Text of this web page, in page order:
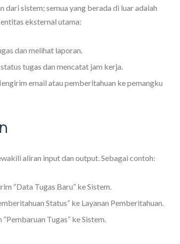
dari sistem; semua yang berada di luar adalah
eksternal utama:
dan melihat laporan.
tugas dan mencatat jam kerja.
email atau pemberitahuan ke pemangku
aliran input dan output. Sebagai contoh:
“Data Tugas Baru” ke Sistem.
Status” ke Layanan Pemberitahuan.
Tugas” ke Sistem.